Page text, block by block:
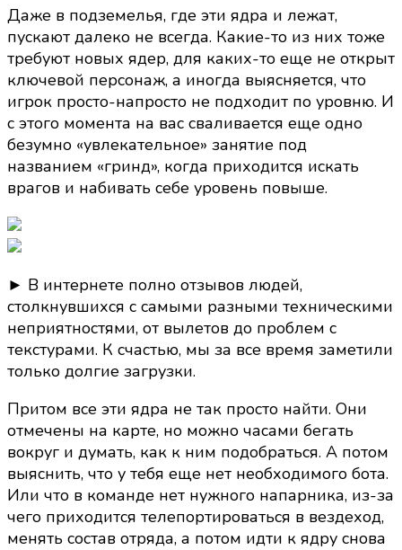
Даже в подземелья, где эти ядра и лежат,
пускают далеко не всегда. Какие-то из них тоже
требуют новых ядер, для каких-то еще не открыт
ключевой персонаж, а иногда выясняется, что
игрок просто-напросто не подходит по уровню. И
с этого момента на вас сваливается еще одно
безумно «увлекательное» занятие под
названием «гринд», когда приходится искать
врагов и набивать себе уровень повыше.
► В интернете полно отзывов людей,
столкнувшихся с самыми разными техническими
неприятностями, от вылетов до проблем с
текстурами. К счастью, мы за все время заметили
только долгие загрузки.
Притом все эти ядра не так просто найти. Они
отмечены на карте, но можно часами бегать
вокруг и думать, как к ним подобраться. А потом
выяснить, что у тебя еще нет необходимого бота.
Или что в команде нет нужного напарника, из-за
чего приходится телепортироваться в вездеход,
менять состав отряда, а потом идти к ядру снова